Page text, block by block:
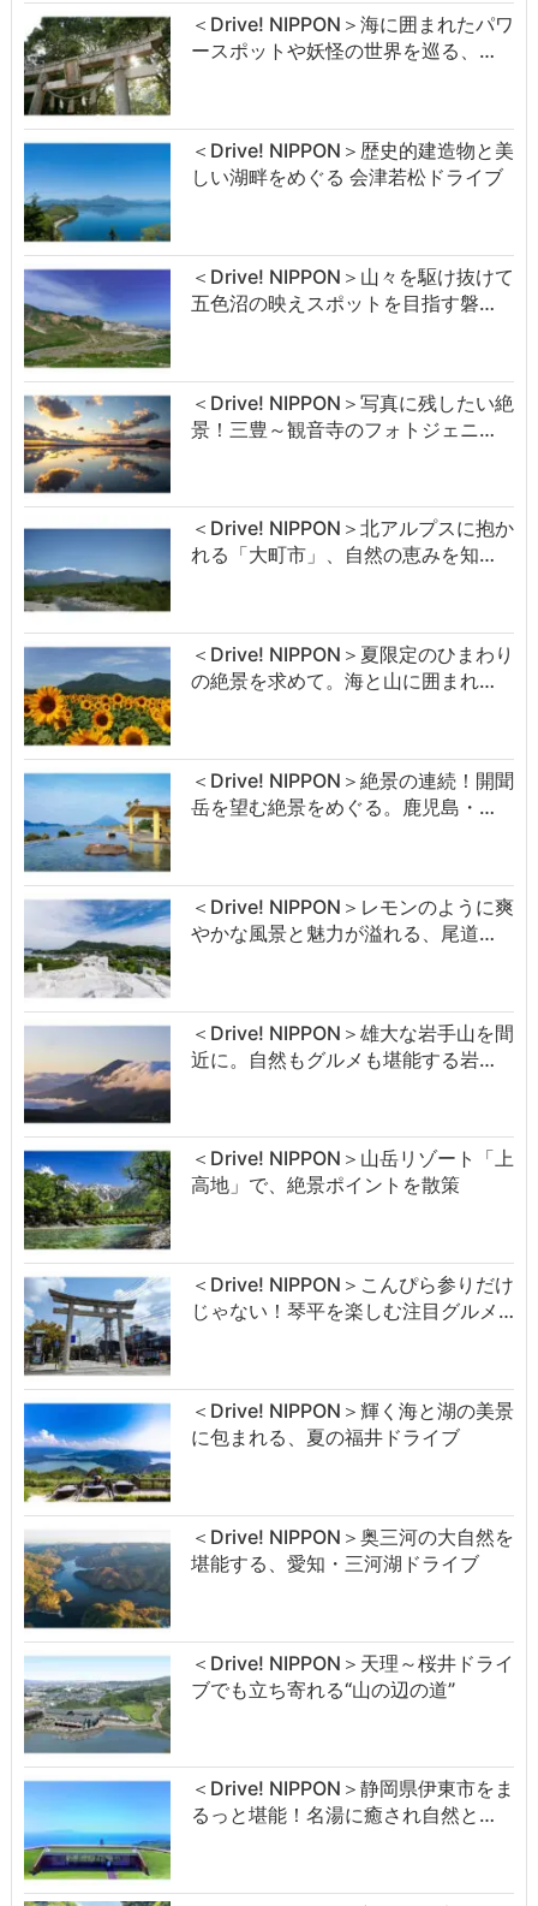
＜Drive! NIPPON＞海に囲まれたパワ
ースポットや妖怪の世界を巡る、…
＜Drive! NIPPON＞歴史的建造物と美
しい湖畔をめぐる 会津若松ドライブ
＜Drive! NIPPON＞山々を駆け抜けて
五色沼の映えスポットを目指す磐…
＜Drive! NIPPON＞写真に残したい絶
景！三豊～観音寺のフォトジェニ…
＜Drive! NIPPON＞北アルプスに抱か
れる「大町市」、自然の恵みを知…
＜Drive! NIPPON＞夏限定のひまわり
の絶景を求めて。海と山に囲まれ…
＜Drive! NIPPON＞絶景の連続！開聞
岳を望む絶景をめぐる。鹿児島・…
＜Drive! NIPPON＞レモンのように爽
やかな風景と魅力が溢れる、尾道…
＜Drive! NIPPON＞雄大な岩手山を間
近に。自然もグルメも堪能する岩…
＜Drive! NIPPON＞山岳リゾート「上
高地」で、絶景ポイントを散策
＜Drive! NIPPON＞こんぴら参りだけ
じゃない！琴平を楽しむ注目グルメ…
＜Drive! NIPPON＞輝く海と湖の美景
に包まれる、夏の福井ドライブ
＜Drive! NIPPON＞奥三河の大自然を
堪能する、愛知・三河湖ドライブ
＜Drive! NIPPON＞天理～桜井ドライ
ブでも立ち寄れる“山の辺の道”
＜Drive! NIPPON＞静岡県伊東市をま
るっと堪能！名湯に癒され自然と…